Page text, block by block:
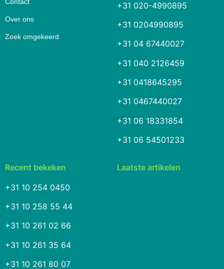
Over ons
Zoek omgekeerd
+31 020-4990895
+31 0204990895
+31 04 67440027
+31 040 2126459
+31 0418645295
+31 0467440027
+31 06 18331854
+31 06 54501233
Recent bekeken
+31 10 254 0450
+31 10 258 55 44
+31 10 261 02 66
+31 10 261 35 64
+31 10 261 80 07
Laatste artikelen